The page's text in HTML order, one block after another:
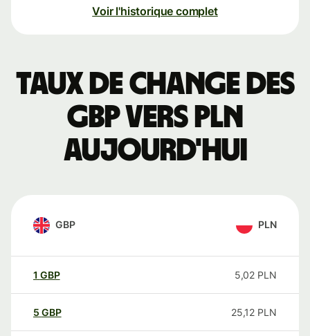
Voir l'historique complet
Taux de change des
GBP vers PLN
aujourd'hui
GBP PLN
1 GBP 5,02 PLN
5 GBP 25,12 PLN